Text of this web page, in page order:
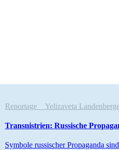
Reportage Yelizaveta
Trans­nis­trien: Russische
Symbole russi­scher Propa­ganda